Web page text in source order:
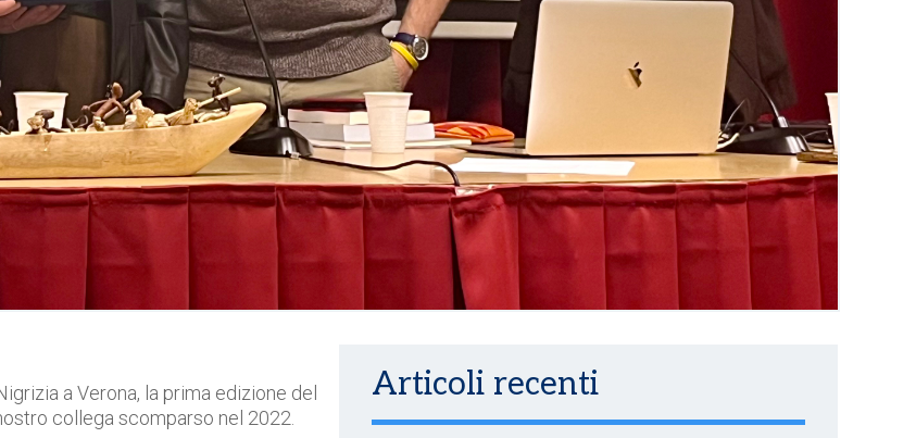
a Verona, la prima edizione del
collega scomparso nel 2022.
Articoli recenti